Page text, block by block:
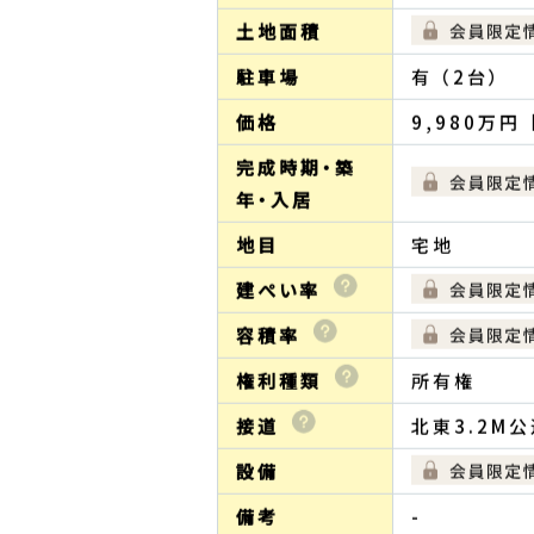
全国に広がる「センチュリー２
お気軽にご連絡ください。
物件詳細情報
所在地
東京都中野
交通
西武鉄道新
土地面積
駐車場
有 （2台）
価格
9,980万円
完成時期・築
年・入居
地目